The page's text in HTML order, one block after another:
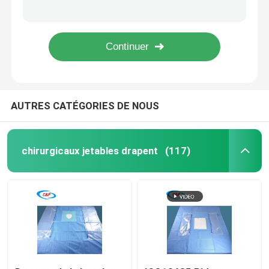
Demandez un devis
Paquet chirurgical jetable
Robe chirurgicale jetable
L'angiographie drapent le paquet
AUTRES CATÉGORIES DE NOUS
chirurgicaux jetables drapent (117)